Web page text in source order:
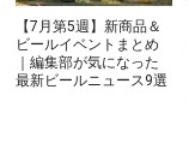
【7月第5週】新商品＆
ビールイベントまとめ
｜編集部が気になった
最新ビールニュース9選